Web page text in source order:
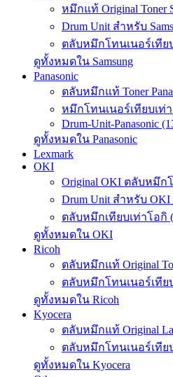
หมึกแท้ Original Toner
Drum Unit สำหรับ
ตลับหมึกโทนเนอร์เทียบ
ดูทั้งหมดใน Samsung
Panasonic
ตลับหมึกแท้ Toner
หมึกโทนเนอร์เทียบเท่า
Drum-Unit-Panasonic
ดูทั้งหมดใน Panasonic
Lexmark
OKI
Original OKI ตลับหมึก
Drum Unit สำหรับ OKI
ตลับหมึกเทียบเท่าโอกิ
ดูทั้งหมดใน OKI
Ricoh
ตลับหมึกแท้ Original
ตลับหมึกโทนเนอร์เทีย
ดูทั้งหมดใน Ricoh
Kyocera
ตลับหมึกแท้ Original
ตลับหมึกโทนเนอร์เทีย
ดูทั้งหมดใน Kyocera